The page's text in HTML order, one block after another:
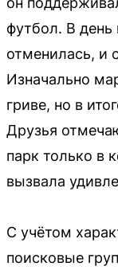
футбол. В день
отменилась, и
Изначально
гриве, но в
Друзья
парк только в
вызвала
С учётом
поисковые